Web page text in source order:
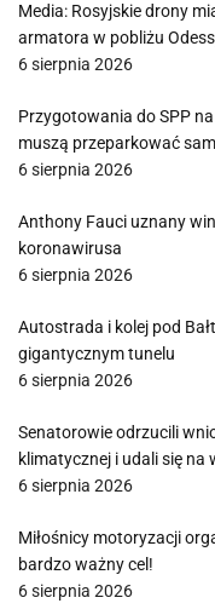
Media: Rosyjskie drony
armatora w pobliżu
6 sierpnia 2026
Przygotowania do SPP
muszą przeparkować
6 sierpnia 2026
Anthony Fauci uznany
koronawirusa
6 sierpnia 2026
Autostrada i kolej pod
gigantycznym tunelu
6 sierpnia 2026
Senatorowie odrzucili
klimatycznej i udali się na
6 sierpnia 2026
Miłośnicy motoryzacji
bardzo ważny cel!
6 sierpnia 2026